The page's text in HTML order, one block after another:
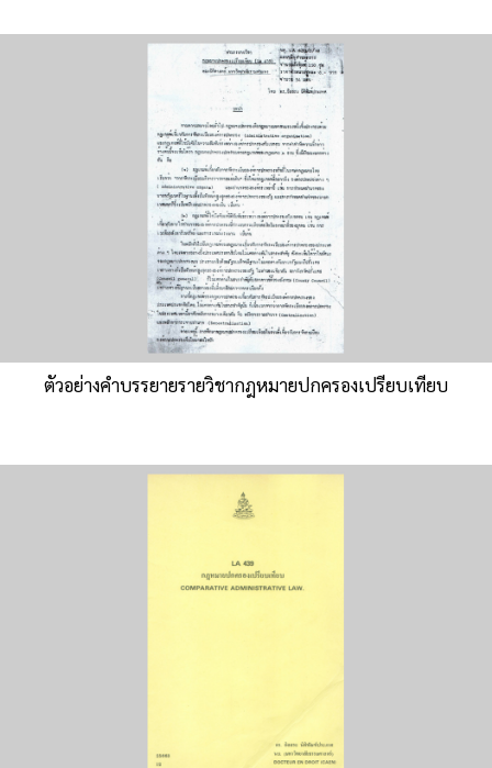
ตัวอย่างคำบรรยายรายวิชากฎหมายปกครองเปรียบเทียบ